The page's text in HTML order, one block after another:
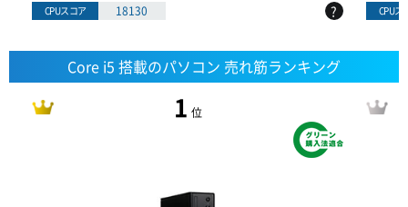
CPUスコア 18130 ? CPUス
Core i5 搭載のパソコン 売れ筋ランキング
1 位